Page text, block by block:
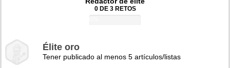
0 DE 3 RETOS
Élite oro
Tener publicado al menos 5 artículos/listas